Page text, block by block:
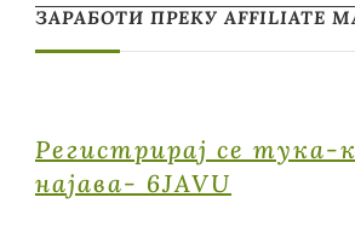
ЗАРАБОТИ ПРЕКУ AFFILIATE
Регистрирај се тука-
најава- 6JAVU